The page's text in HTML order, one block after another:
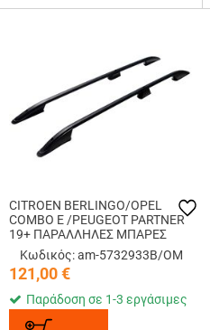
CITROEN BERLINGO/OPEL
COMBO E /PEUGEOT PARTNER
19+ ΠΑΡΑΛΛΗΛΕΣ ΜΠΑΡΕΣ
ΟΡΟΦΗΣ ΑΛΟΥΜΙΝΙΟΥ L1
ΜΑΥΡΕΣ OMTEC - 2 ΤΕΜ.
Κωδικός: am-5732933B/OM
121,00€
Παράδοση σε 1-3 εργάσιμες